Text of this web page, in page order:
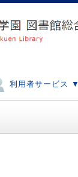
利用者サービス ▼